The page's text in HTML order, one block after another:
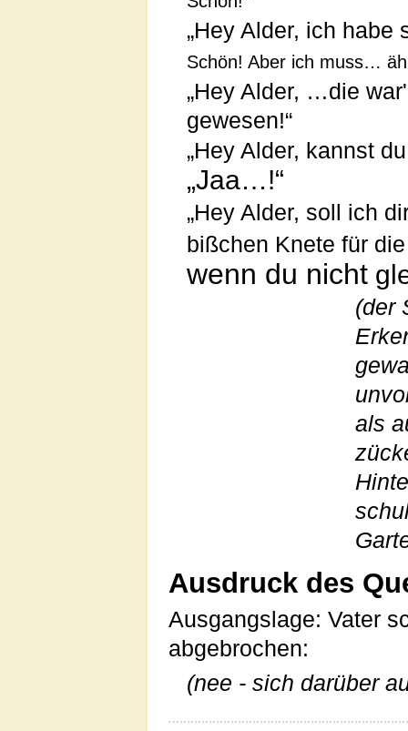
„Hey Alder, ich habe
Schön! Aber ich muss…
„Hey Alder, …die
gewesen!“
„Hey Alder, kannst
„Jaa…!“
„Hey Alder, soll ich
bißchen Knete für
wenn du nicht
(der
als
Ausdruck des
Ausgangslage: Vater
abgebrochen:
(nee - sich darüber